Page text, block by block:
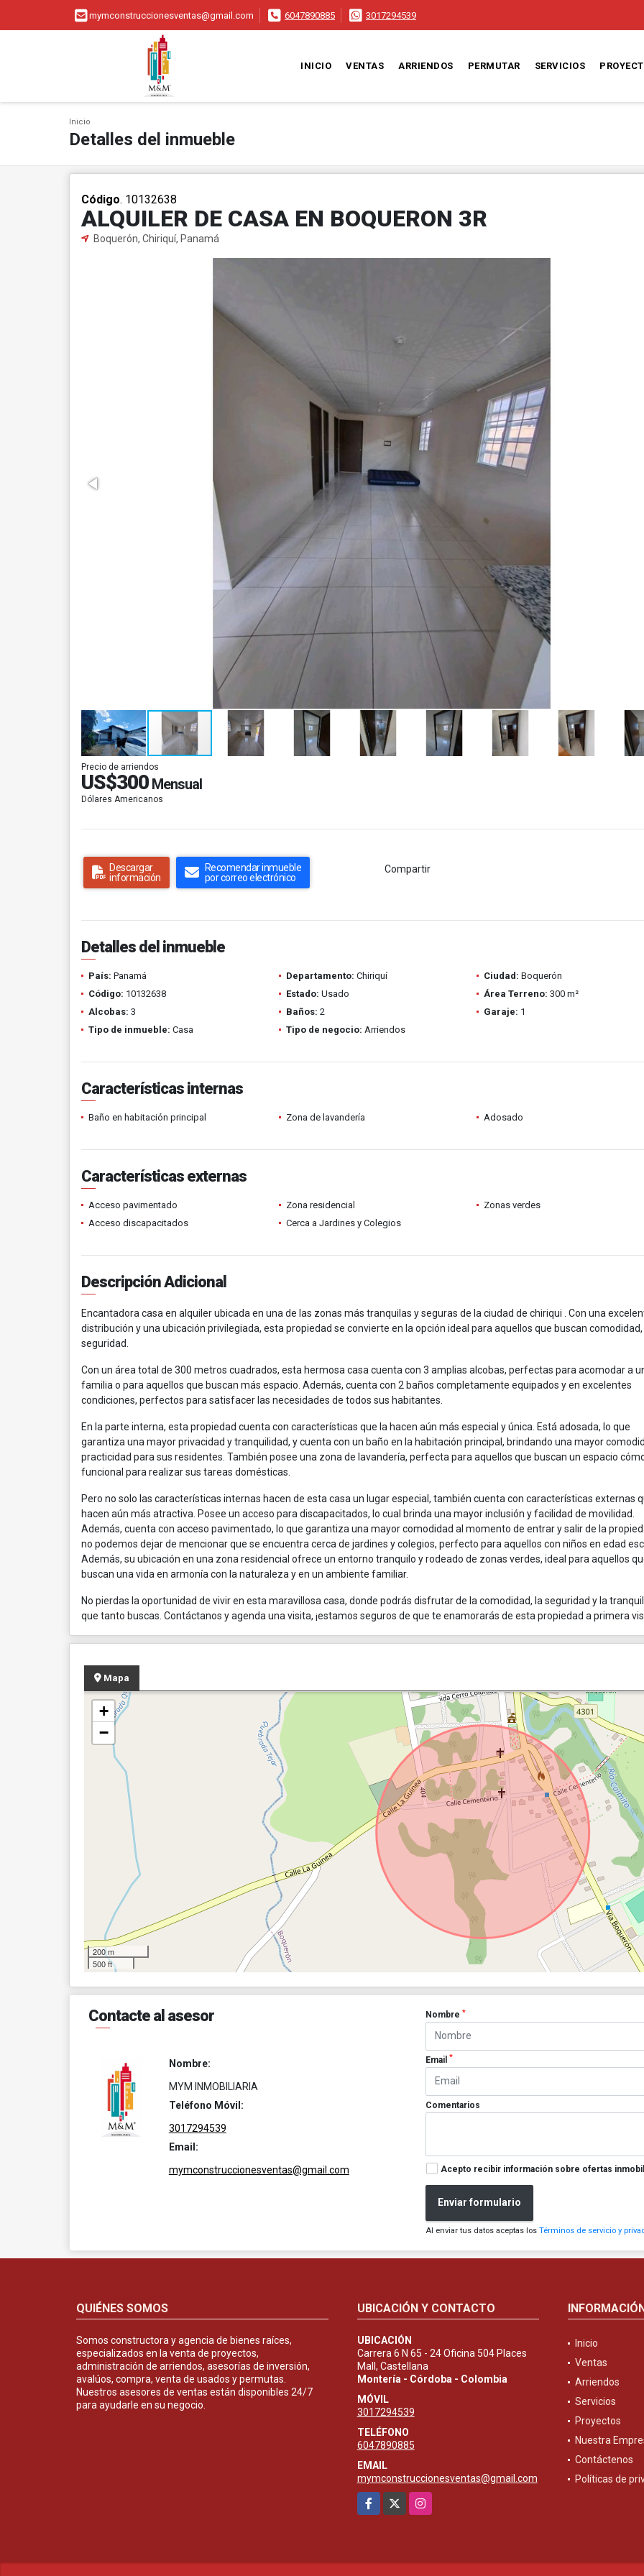
mymconstruccionesventas@gmail.com 6047890885 3017294539
INICIO VENTAS ARRIENDOS PERMUTAR SERVICIOS
Inicio
Detalles del inmueble
Código. 10132638
ALQUILER DE CASA EN BOQUERON 3R
Boquerón, Chiriquí, Panamá
Precio de arriendos
US$300 Mensual
Dólares Americanos
Descargar
información
Recomendar inmueble
por correo electrónico
Compartir
Detalles del inmueble
País: Panamá Departamento: Chiriquí Ciudad: Boquerón
Código: 10132638 Estado: Usado Área Terreno: 300 m²
Alcobas: 3 Baños: 2 Garaje: 1
Tipo de inmueble: Casa Tipo de negocio: Arriendos
Características internas
Baño en habitación principal Zona de lavandería Adosado
Características externas
Acceso pavimentado Zona residencial
Zonas verdes
Acceso discapacitados
Cerca a Jardines y Colegios
Descripción Adicional
Encantadora casa en alquiler ubicada en una de las zonas más tranquilas y seguras de la ciudad de chiriqui . Con una
distribución y una ubicación privilegiada, esta propiedad se convierte en la opción ideal para aquellos que buscan
seguridad.
Con un área total de 300 metros cuadrados, esta hermosa casa cuenta con 3 amplias alcobas, perfectas para acomodar a
familia o para aquellos que buscan más espacio. Además, cuenta con 2 baños completamente equipados y en excelentes
condiciones, perfectos para satisfacer las necesidades de todos sus habitantes.
En la parte interna, esta propiedad cuenta con características que la hacen aún más especial y única. Está adosada, lo que
garantiza una mayor privacidad y tranquilidad, y cuenta con un baño en la habitación principal, brindando una mayor
practicidad para sus residentes. También posee una zona de lavandería, perfecta para aquellos que buscan un espacio
funcional para realizar sus tareas domésticas.
Pero no solo las características internas hacen de esta casa un lugar especial, también cuenta con características externas
hacen aún más atractiva. Posee un acceso para discapacitados, lo cual brinda una mayor inclusión y facilidad de movilidad.
Además, cuenta con acceso pavimentado, lo que garantiza una mayor comodidad al momento de entrar y salir de la
no podemos dejar de mencionar que se encuentra cerca de jardines y colegios, perfecto para aquellos con niños en edad
Además, su ubicación en una zona residencial ofrece un entorno tranquilo y rodeado de zonas verdes, ideal para aquellos
buscan una vida en armonía con la naturaleza y en un ambiente familiar.
No pierdas la oportunidad de vivir en esta maravillosa casa, donde podrás disfrutar de la comodidad, la seguridad y la
que tanto buscas. Contáctanos y agenda una visita, ¡estamos seguros de que te enamorarás de esta propiedad a primera
Mapa
+
−
200 m
500 ft
Contacte al asesor
Nombre:
MYM INMOBILIARIA
Teléfono Móvil:
3017294539
Email:
mymconstruccionesventas@gmail.com
Nombre*
Email*
Comentarios
Acepto recibir información sobre ofertas
Enviar formulario
Al enviar tus datos aceptas losTérminos de servicio y
QUIÉNES SOMOS
Somos constructora y agencia de bienes raíces,
especializados en la venta de proyectos,
administración de arriendos, asesorías de inversión,
avalúos, compra, venta de usados y permutas.
Nuestros asesores de ventas están disponibles 24/7
para ayudarle en su negocio.
UBICACIÓN Y CONTACTO
UBICACIÓN
Carrera 6 N 65 - 24 Oficina 504 Places
Mall, Castellana
Montería - Córdoba - Colombia
MÓVIL
3017294539
TELÉFONO
6047890885
EMAIL
mymconstruccionesventas@gmail.com
Facebook
Instagram
Inicio
Ventas
Arriendos
Servicios
Proyectos
Nuestra
Contáctenos
Políticas de